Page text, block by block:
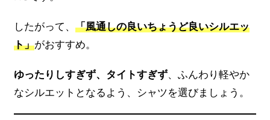
したがって、 「風通しの良いちょうど良いシルエッ
ト」がおすすめ。
ゆったりしすぎず、タイトすぎず、ふんわり軽やか
なシルエットとなるよう、シャツを選びましょう。